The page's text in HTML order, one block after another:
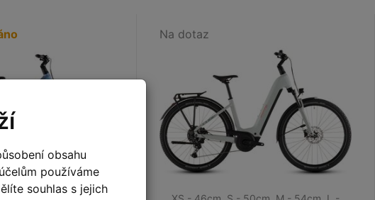
Na dotaz
obsahu
používáme
souhlas s jejich